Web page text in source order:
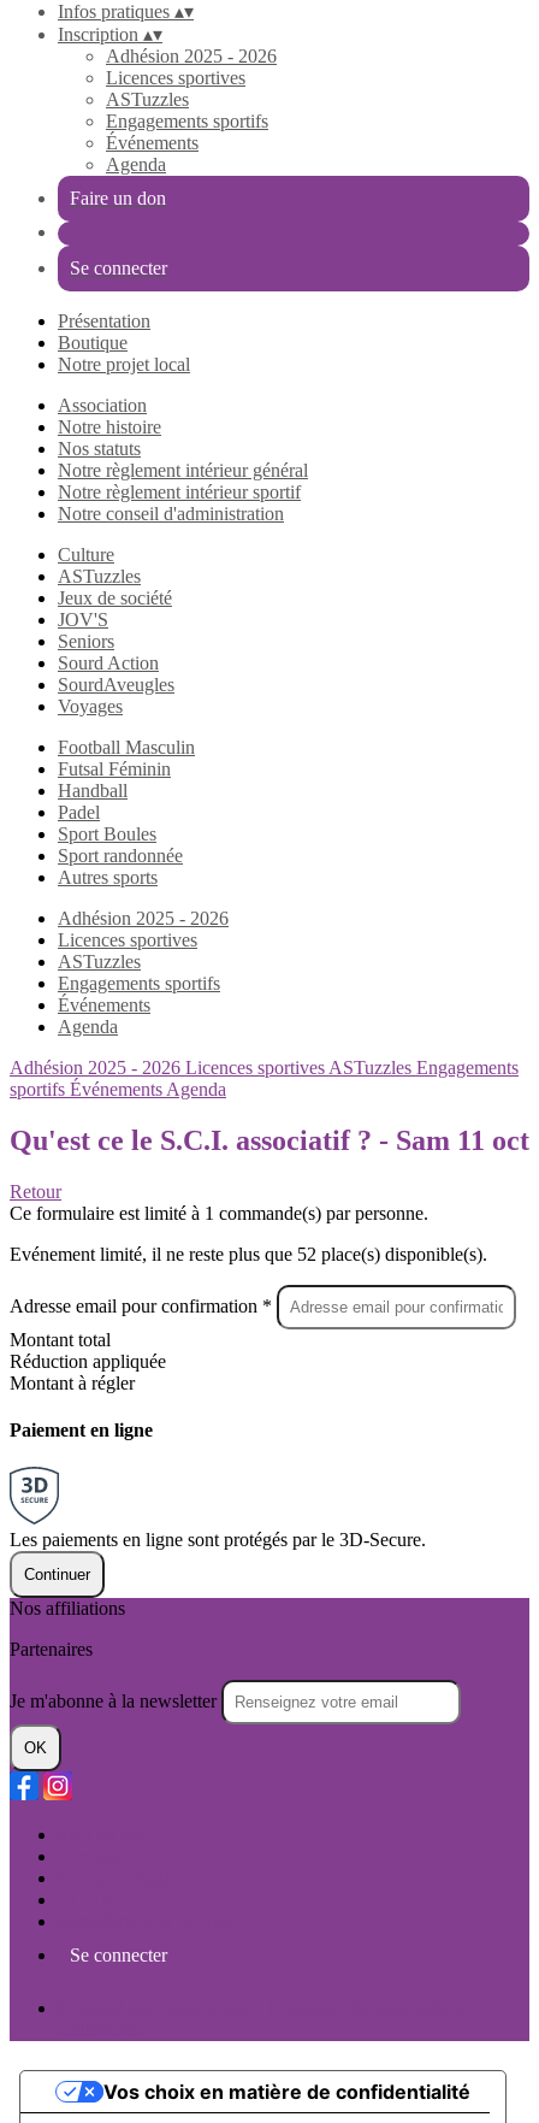
Infos pratiques ▴▾
Inscription ▴▾
Adhésion 2025 - 2026
Licences sportives
ASTuzzles
Engagements sportifs
Événements
Agenda
Faire un don
Se connecter
Présentation
Boutique
Notre projet local
Association
Notre histoire
Nos statuts
Notre règlement intérieur général
Notre règlement intérieur sportif
Notre conseil d'administration
Culture
ASTuzzles
Jeux de société
JOV'S
Seniors
Sourd Action
SourdAveugles
Voyages
Football Masculin
Futsal Féminin
Handball
Padel
Sport Boules
Sport randonnée
Autres sports
Adhésion 2025 - 2026
Licences sportives
ASTuzzles
Engagements sportifs
Événements
Agenda
Adhésion 2025 - 2026 Licences sportives ASTuzzles Engagements
sportifs Événements Agenda
Qu'est ce le S.C.I. associatif ? - Sam 11 oct
Retour
Ce formulaire est limité à 1 commande(s) par personne.
Evénement limité, il ne reste plus que 52 place(s) disponible(s).
Adresse email pour confirmation *
Montant total
Réduction appliquée
Montant à régler
Paiement en ligne
Les paiements en ligne sont protégés par le 3D-Secure.
Continuer
Nos affiliations
Partenaires
Je m'abonne à la newsletter
OK
Se connecter
Vos choix en matière de confidentialité